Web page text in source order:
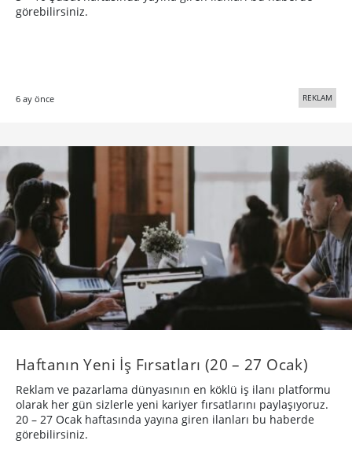
görebilirsiniz.
6 ay önce REKLAM
Haftanın Yeni İş Fırsatları (20 – 27 Ocak)
Reklam ve pazarlama dünyasının en köklü iş ilanı platformu
olarak her gün sizlerle yeni kariyer fırsatlarını paylaşıyoruz.
20 – 27 Ocak haftasında yayına giren ilanları bu haberde
görebilirsiniz.